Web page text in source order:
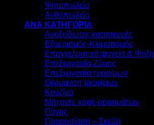
Ψητοπωλείο
Ανθοπωλείο
ΑΝΑ ΚΑΤΗΓΟΡΙΑ
Ανοξείδωτες κατασκευές
Εξαερισμός-Κλιματισμός
Επαγγελματικά ψυγεία & Ψύξη
Επεξεργασία Ζύμης
Επεξεργασία τροφίμων
Θέρμανση τροφίμων
Κουζίνα
Μηχανές καφέ-ροφημάτων
Πάγος
Παρουσίαση – Σκεύη